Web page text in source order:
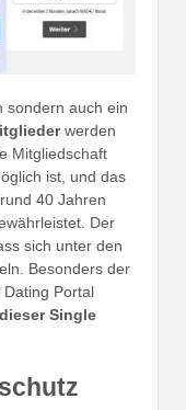
sondern auch ein
werden
Mitgliedschaft
ist, und das
40 Jahren
Der
sich unter den
Besonders der
Dating Portal
Single